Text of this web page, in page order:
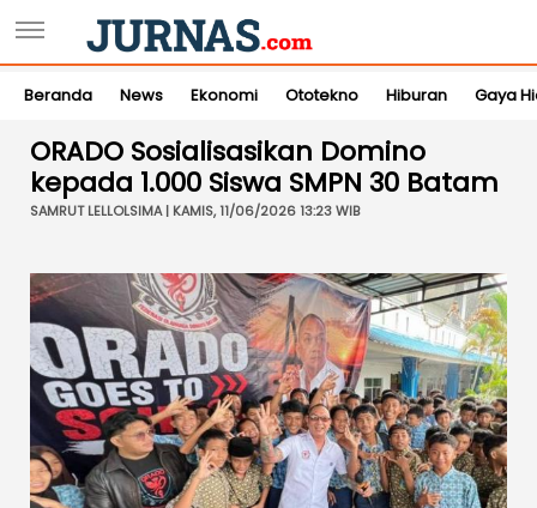
Beranda News Ekonomi Ototekno Hiburan Gaya
ORADO Sosialisasikan Domino
kepada 1.000 Siswa SMPN 30 Batam
SAMRUT LELLOLSIMA | KAMIS, 11/06/2026 13:23 WIB